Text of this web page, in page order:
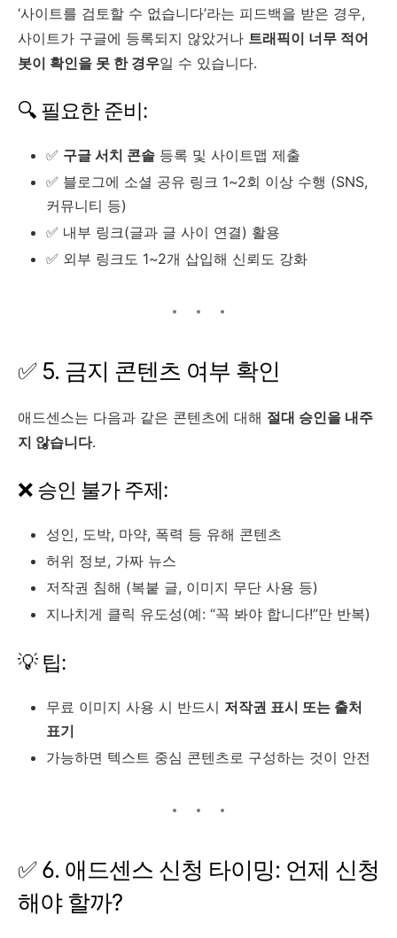
‘사이트를 검토할 수 없습니다’라는 피드백을 받은 경우,
사이트가 구글에 등록되지 않았거나 트래픽이 너무 적어
봇이 확인을 못 한 경우일 수 있습니다.
🔍 필요한 준비:
✅ 구글 서치 콘솔 등록 및 사이트맵 제출
✅ 블로그에 소셜 공유 링크 1~2회 이상 수행 (SNS,
커뮤니티 등)
✅ 내부 링크(글과 글 사이 연결) 활용
✅ 외부 링크도 1~2개 삽입해 신뢰도 강화
✅ 5. 금지 콘텐츠 여부 확인
애드센스는 다음과 같은 콘텐츠에 대해 절대 승인을 내주
지 않습니다.
❌ 승인 불가 주제:
성인, 도박, 마약, 폭력 등 유해 콘텐츠
허위 정보, 가짜 뉴스
저작권 침해 (복붙 글, 이미지 무단 사용 등)
지나치게 클릭 유도성(예: “꼭 봐야 합니다!”만 반복)
💡 팁:
무료 이미지 사용 시 반드시 저작권 표시 또는 출처
표기
가능하면 텍스트 중심 콘텐츠로 구성하는 것이 안전
✅ 6. 애드센스 신청 타이밍: 언제 신청
해야 할까?